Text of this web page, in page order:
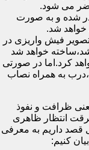
می شود.
شده و به صورت
خواهد شد.
فیش واریزی در
خواهد شد
کرد.اما در صورتی
به همراه نصاب
ظرافت و نفوذ
انتظار ظاهری
قصد داریم به معرفی
کنیم: